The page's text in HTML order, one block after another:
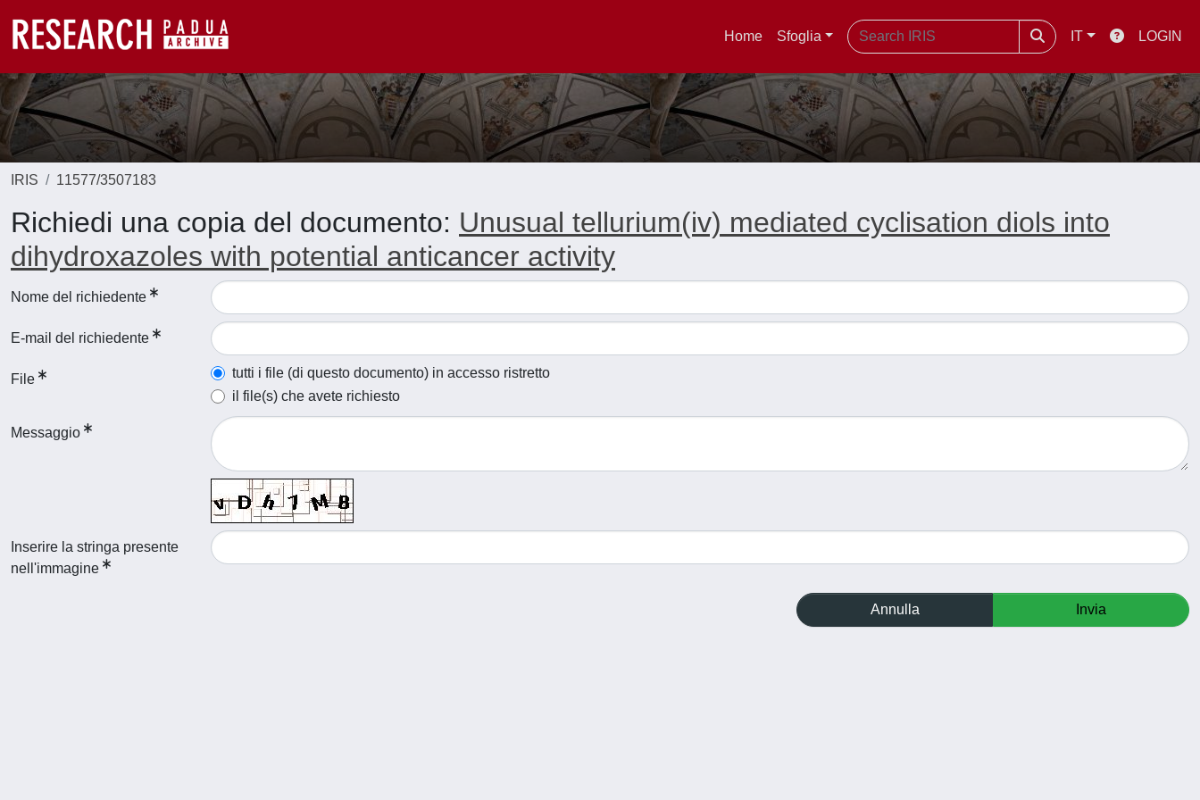
Home Sfoglia IT LOGIN
IRIS 11577/3507183
Richiedi una copia del documento: Unusual tellurium(iv) mediated cyclisation diols into
dihydroxazoles with potential anticancer activity
Nome del richiedente
E-mail del richiedente
File
tutti i file (di questo documento) in accesso ristretto
il file(s) che avete richiesto
Messaggio
Inserire la stringa presente
nell'immagine
Annulla Invia